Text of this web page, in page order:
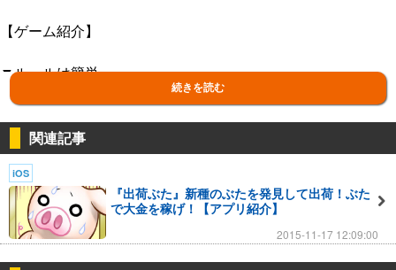
【ゲーム紹介】
▼ルールは簡単
豚小屋から、どんどん出てくる豚を触ってエサをあげて成長さ
▼エサを購入
エサを購入すると牧場生産力が上がって新種の豚や豚の数が増
えるぞ。
▼交配で新種GET!
一日に一回交配をすることができる。
続きを読む
関連記事
iOS
『出荷ぶた』新種のぶたを発見して出荷！ぶた
で大金を稼げ！【アプリ紹介】
2015-11-17 12:09:00